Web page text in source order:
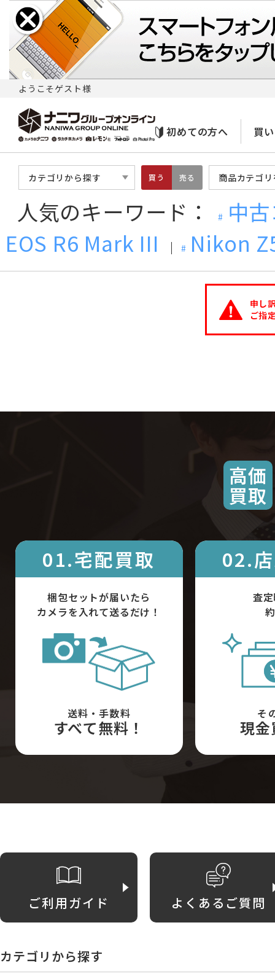
ようこそゲスト様
初めての方へ 買
カテゴリから探す 買う 売る 商品カテゴ
人気のキーワード：
中
EOS R6 Mark III
Nikon
申し
ご指
高価
買取
01.宅配買取
梱包セットが届いたら
カメラを入れて送るだけ！
送料・手数料
すべて無料！
02.
査
そ
現
ご利用ガイド よくあるご質問
カテゴリから探す